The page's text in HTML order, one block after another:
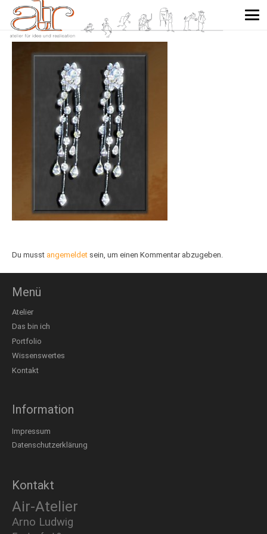
Du musst angemeldetsein, um einen Kommentar abzugeben.
Menü
Atelier
Das bin ich
Portfolio
Wissenswertes
Kontakt
Information
Impressum
Datenschutzerklärung
Kontakt
Air-Atelier
Arno Ludwig